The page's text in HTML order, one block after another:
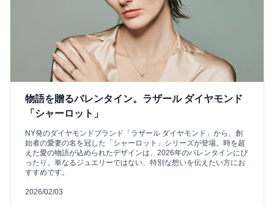
物語を贈るバレンタイン。ラザール ダイヤモンド
「シャーロット」
NY発のダイヤモンドブランド「ラザール ダイヤモンド」から、創
始者の愛妻の名を冠した「シャーロット」シリーズが登場。時を超
えた愛の物語が込められたデザインは、2026年のバレンタインにぴ
ったり。単なるジュエリーではない、特別な想いを伝えたい方にお
すすめです。
2026/02/03